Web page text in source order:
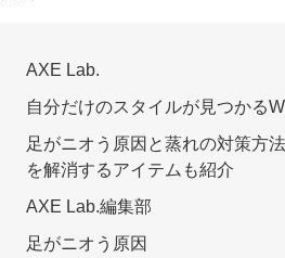
AXE Lab.
自分だけのスタイルが見つかる
足がニオう原因と蒸れの対策方
を解消するアイテムも紹介
AXE Lab.編集部
足がニオう原因